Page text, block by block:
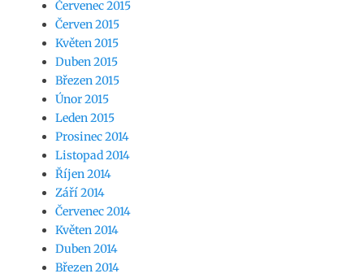
Červenec 2015
Červen 2015
Květen 2015
Duben 2015
Březen 2015
Únor 2015
Leden 2015
Prosinec 2014
Listopad 2014
Říjen 2014
Září 2014
Červenec 2014
Květen 2014
Duben 2014
Březen 2014